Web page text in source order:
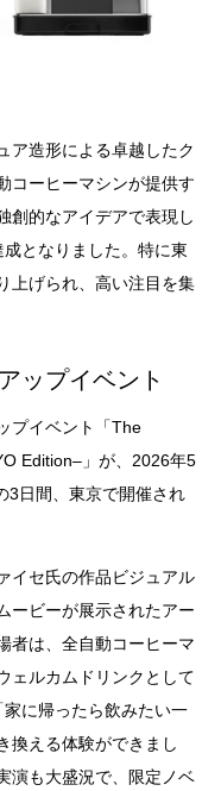
ア造形による卓越したク
コーヒーマシンが提供す
創的なアイデアで表現し
となりました。特に東
上げられ、高い注目を集
ップイベント
プイベント「The
Edition–」が、2026年5
3日間、東京で開催され
イセ氏の作品ビジュアル
ービーが展示されたアー
者は、全自動コーヒーマ
ェルカムドリンクとして
に帰ったら飲みたい一
換える体験ができまし
演も大盛況で、限定ノベ